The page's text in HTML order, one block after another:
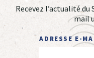
Recevez l’actualité
mail
ADRESSE E-